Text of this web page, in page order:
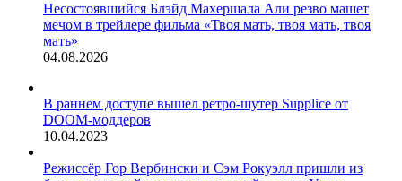
Несостоявшийся Блэйд Махершала Али резво машет
мечом в трейлере фильма «Твоя мать, твоя мать, твоя
мать»
04.08.2026
В раннем доступе вышел ретро-шутер Supplice от
DOOM-моддеров
10.04.2023
Режиссёр Гор Вербински и Сэм Рокуэлл пришли из